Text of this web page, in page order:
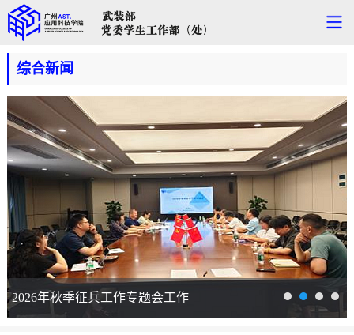
综合新闻
2026年秋季征兵工作专题会工作